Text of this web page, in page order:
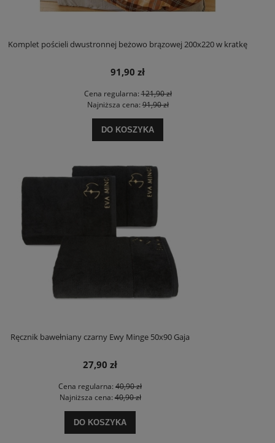
Komplet pościeli dwustronnej beżowo brązowej 200x220 w kratkę
91,90 zł
Cena regularna:121,90 zł
Najniższa cena:91,90 zł
DO KOSZYKA
Ręcznik bawełniany czarny Ewy Minge 50x90 Gaja
27,90 zł
Cena regularna: 40,90 zł
Najniższa cena:40,90 zł
DO KOSZYKA